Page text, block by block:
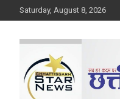
to
Saturday, August 8, 2026